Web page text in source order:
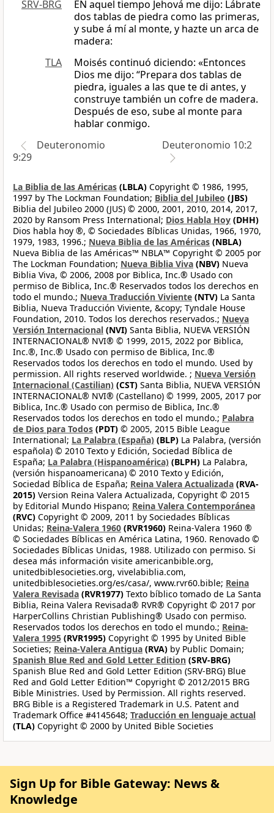
SRV-BRG
EN aquel tiempo Jehová me dijo: Lábrate
dos tablas de piedra como las primeras,
y sube á mí al monte, y hazte un arca de
madera:
TLA
Moisés continuó diciendo: «Entonces
Dios me dijo: “Prepara dos tablas de
piedra, iguales a las que te di antes, y
construye también un cofre de madera.
Después de eso, sube al monte para
hablar conmigo.
Deuteronomio
9:29
Deuteronomio 10:2
La Biblia de las Américas (LBLA) Copyright © 1986, 1995,
1997 by The Lockman Foundation; Biblia del Jubileo (JBS)
Biblia del Jubileo 2000 (JUS) © 2000, 2001, 2010, 2014, 2017,
2020 by Ransom Press International; Dios Habla Hoy (DHH)
Dios habla hoy ®, © Sociedades Bíblicas Unidas, 1966, 1970,
1979, 1983, 1996.; Nueva Biblia de las Américas (NBLA)
Nueva Biblia de las Américas™ NBLA™ Copyright © 2005 por
The Lockman Foundation; Nueva Biblia Viva (NBV) Nueva
Biblia Viva, © 2006, 2008 por Biblica, Inc.® Usado con
permiso de Biblica, Inc.® Reservados todos los derechos en
todo el mundo.; Nueva Traducción Viviente (NTV) La Santa
Biblia, Nueva Traducción Viviente, &copy; Tyndale House
Foundation, 2010. Todos los derechos reservados.; Nueva
Versión Internacional (NVI) Santa Biblia, NUEVA VERSIÓN
INTERNACIONAL® NVI® © 1999, 2015, 2022 por Biblica,
Inc.®, Inc.® Usado con permiso de Biblica, Inc.®
Reservados todos los derechos en todo el mundo. Used by
permission. All rights reserved worldwide. ; Nueva Versión
Internacional (Castilian) (CST) Santa Biblia, NUEVA VERSIÓN
INTERNACIONAL® NVI® (Castellano) © 1999, 2005, 2017 por
Biblica, Inc.® Usado con permiso de Biblica, Inc.®
Reservados todos los derechos en todo el mundo.; Palabra
de Dios para Todos (PDT) © 2005, 2015 Bible League
International; La Palabra (España) (BLP) La Palabra, (versión
española) © 2010 Texto y Edición, Sociedad Bíblica de
España; La Palabra (Hispanoamérica) (BLPH) La Palabra,
(versión hispanoamericana) © 2010 Texto y Edición,
Sociedad Bíblica de España; Reina Valera Actualizada (RVA-
2015) Version Reina Valera Actualizada, Copyright © 2015
by Editorial Mundo Hispano; Reina Valera Contemporánea
(RVC) Copyright © 2009, 2011 by Sociedades Bíblicas
Unidas; Reina-Valera 1960 (RVR1960) Reina-Valera 1960 ®
© Sociedades Bíblicas en América Latina, 1960. Renovado ©
Sociedades Bíblicas Unidas, 1988. Utilizado con permiso. Si
desea más información visite americanbible.org,
unitedbiblesocieties.org, vivelabiblia.com,
unitedbiblesocieties.org/es/casa/, www.rvr60.bible; Reina
Valera Revisada (RVR1977) Texto bíblico tomado de La Santa
Biblia, Reina Valera Revisada® RVR® Copyright © 2017 por
HarperCollins Christian Publishing® Usado con permiso.
Reservados todos los derechos en todo el mundo.; Reina-
Valera 1995 (RVR1995) Copyright © 1995 by United Bible
Societies; Reina-Valera Antigua (RVA) by Public Domain;
Spanish Blue Red and Gold Letter Edition (SRV-BRG)
Spanish Blue Red and Gold Letter Edition (SRV-BRG) Blue
Red and Gold Letter Edition™ Copyright © 2012/2015 BRG
Bible Ministries. Used by Permission. All rights reserved.
BRG Bible is a Registered Trademark in U.S. Patent and
Trademark Office #4145648; Traducción en lenguaje actual
(TLA) Copyright © 2000 by United Bible Societies
Sign Up for Bible Gateway: News &
Knowledge